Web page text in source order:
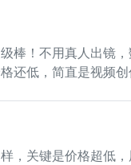
棒！不用真人出镜
低，简直是视频创
关键是价格超低